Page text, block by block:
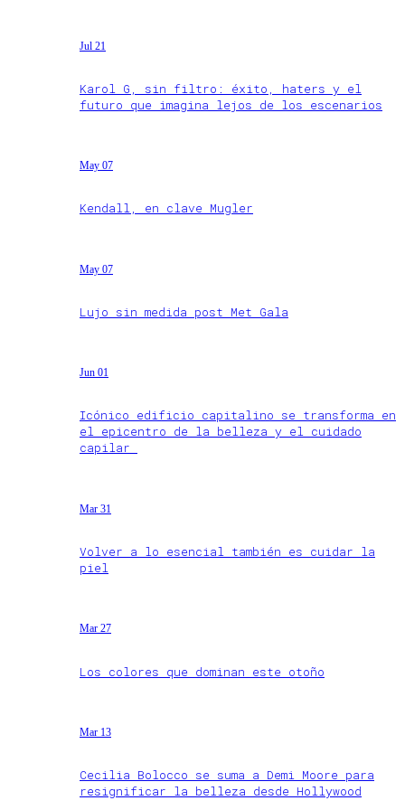
Jul 21
Karol G, sin filtro: éxito, haters y el
futuro que imagina lejos de los escenarios
May 07
Kendall, en clave Mugler
May 07
Lujo sin medida post Met Gala
Jun 01
Icónico edificio capitalino se transforma en
el epicentro de la belleza y el cuidado
capilar
Mar 31
Volver a lo esencial también es cuidar la
piel
Mar 27
Los colores que dominan este otoño
Mar 13
Cecilia Bolocco se suma a Demi Moore para
resignificar la belleza desde Hollywood